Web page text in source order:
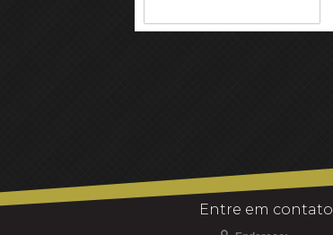
Entre em contato